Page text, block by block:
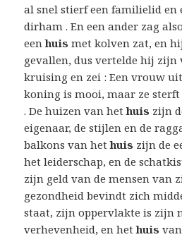
al snel stierf een familielid en
dirham . En een ander zag
eenhuis met kolven zat, en
gevallen, dus vertelde hij zijn
kruising en zei : Een vrouw
koning is mooi, maar ze sterft
. De huizen van hethuis zijn
eigenaar, de stijlen en de
balkons van hethuis zijn de
het leiderschap, en de
zijn geld van de mensen van
gezondheid bevindt zich
staat, zijn oppervlakte is zijn
verhevenheid, en hethuis